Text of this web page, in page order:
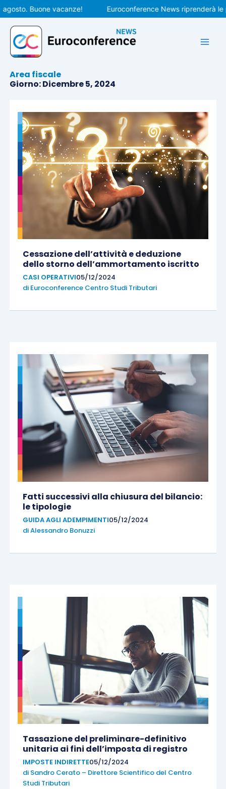
Vai
al
contenuto
Buone vacanze! Euroconference News riprenderà le
Area fiscale
Giorno: Dicembre 5, 2024
Cessazione dell’attività e deduzione
dello storno dell’ammortamento iscritto
CASI OPERATIVI05/12/2024
di Euroconference Centro Studi Tributari
Fatti successivi alla chiusura del bilancio:
le tipologie
GUIDA AGLI ADEMPIMENTI05/12/2024
diAlessandro Bonuzzi
Tassazione del preliminare-definitivo
unitaria ai fini dell’imposta di registro
IMPOSTE INDIRETTE05/12/2024
di Sandro Cerato – Direttore Scientifico del Centro
Studi Tributari